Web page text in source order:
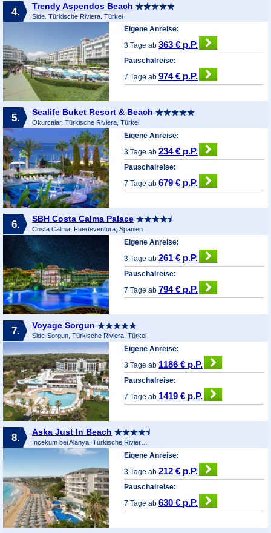
4. Trendy Aspendos Beach
Side, Türkische Riviera, Türkei
Eigene Anreise:
3 Tage ab363 € p.P.
Pauschalreise:
7 Tage ab974 € p.P.
5. Sealife Buket Resort & Beach
Okurcalar, Türkische Riviera, Türkei
Eigene Anreise:
3 Tage ab234 € p.P.
Pauschalreise:
7 Tage ab679 € p.P.
6. SBH Costa Calma Palace
Costa Calma, Fuerteventura, Spanien
Eigene Anreise:
3 Tage ab261 € p.P.
Pauschalreise:
7 Tage ab 794 € p.P.
7. Voyage Sorgun
Side-Sorgun, Türkische Riviera, Türkei
Eigene Anreise:
3 Tage ab 1186 € p.P.
Pauschalreise:
7 Tage ab 1419 € p.P.
8. Aska Just In Beach
Incekum bei Alanya, Türkische Riviera, Türkei
Eigene Anreise:
3 Tage ab212 € p.P.
Pauschalreise:
7 Tage ab630 € p.P.